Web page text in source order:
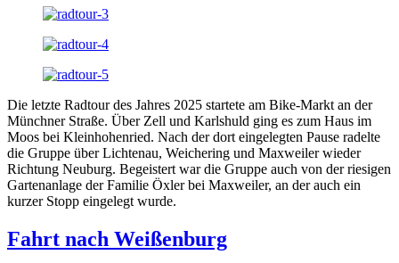
Die letzte Radtour des Jahres 2025 startete am Bike-Markt an der
Münchner Straße. Über Zell und Karlshuld ging es zum Haus im
Moos bei Kleinhohenried. Nach der dort eingelegten Pause radelte
die Gruppe über Lichtenau, Weichering und Maxweiler wieder
Richtung Neuburg. Begeistert war die Gruppe auch von der riesigen
Gartenanlage der Familie Öxler bei Maxweiler, an der auch ein
kurzer Stopp eingelegt wurde.
Fahrt nach Weißenburg